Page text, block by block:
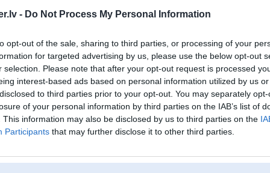
- Do Not Process My Personal Information
opt-out of the sale, sharing to third parties, or processing of your
for targeted advertising by us, please use the below opt-out
selection. Please note that after your opt-out request is processed
interest-based ads based on personal information utilized by us
to third parties prior to your opt-out. You may separately
of your personal information by third parties on the IAB’s list of
This information may also be disclosed by us to third parties on the
Participants that may further disclose it to other third parties.
Forums Galerijas Reģistrācija Lietotāji
Lietotāja Vitalx320 profils
Pēdējo reizi manīts: 23. Feb 2023, 21:15
Lietotājvārds:
Vitalx320
Pilsēta:
Jelgava
Braucu ar:
e36 325i
Intereses:
bmw
[Pēdējie ziņojumi forumā]